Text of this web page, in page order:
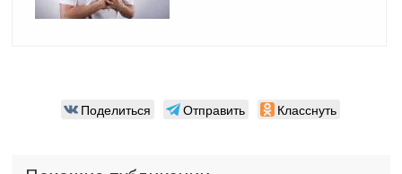
Поделиться Отправить Класснуть